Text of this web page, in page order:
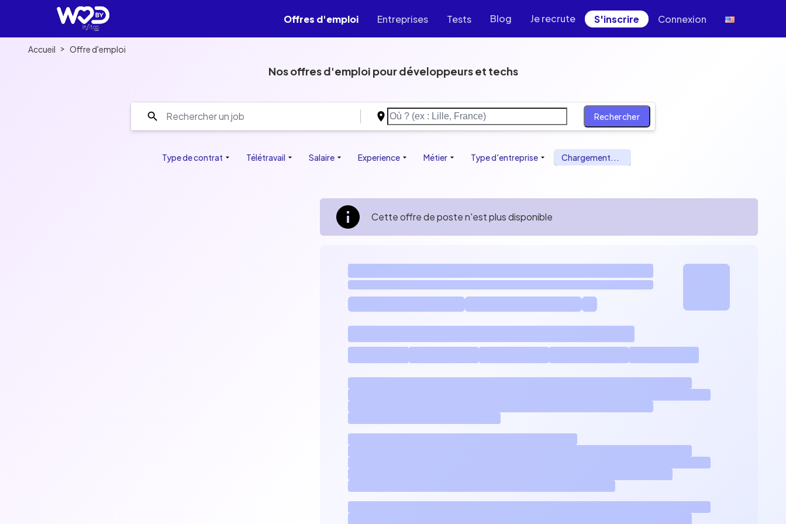
Offres d'emploi Entreprises Tests Blog Je recrute S'inscrire Connexion
Accueil > Offre d'emploi
Nos offres d'emploi pour développeurs et techs
Discover a selection of jobs you won't find anywhere else, with salary, teleworking
Rechercher
Développeur Data Cloud IA UI/UX QA Produit
Type de contrat Télétravail Salaire Experience Métier Type d'entreprise Chargement...
Cette offre de poste n'est plus disponible